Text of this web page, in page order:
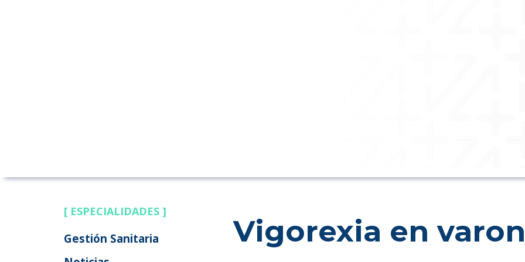
[ ESPECIALIDADES ]
Gestión Sanitaria
Vigorexia en